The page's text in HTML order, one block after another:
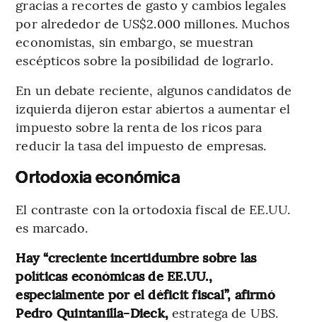
gracias a recortes de gasto y cambios legales
por alrededor de US$2.000 millones. Muchos
economistas, sin embargo, se muestran
escépticos sobre la posibilidad de lograrlo.
En un debate reciente, algunos candidatos de
izquierda dijeron estar abiertos a aumentar el
impuesto sobre la renta de los ricos para
reducir la tasa del impuesto de empresas.
Ortodoxia económica
El contraste con la ortodoxia fiscal de EE.UU.
es marcado.
Hay “creciente incertidumbre sobre las
políticas económicas de EE.UU.,
especialmente por el déficit fiscal”, afirmó
Pedro Quintanilla-Dieck, estratega de UBS.